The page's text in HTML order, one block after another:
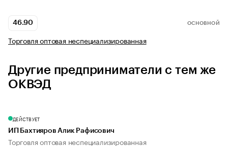
46.90 ОСНОВНОЙ
Торговля оптовая неспециализированная
Другие предприниматели с тем же
ОКВЭД
ДЕЙСТВУЕТ
ИП Бахтияров Алик Рафисович
Торговля оптовая неспециализированная